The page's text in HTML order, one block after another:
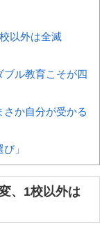
以外は全滅
ル教育こそが四
か自分が受かる
」
、1校以外は